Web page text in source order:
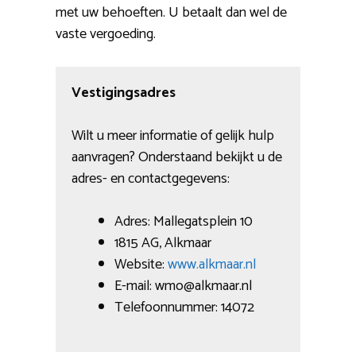
met uw behoeften. U betaalt dan wel de
vaste vergoeding.
Vestigingsadres
Wilt u meer informatie of gelijk hulp
aanvragen? Onderstaand bekijkt u de
adres- en contactgegevens:
Adres: Mallegatsplein 10
1815 AG, Alkmaar
Website:www.alkmaar.nl
E-mail: wmo@alkmaar.nl
Telefoonnummer: 14072